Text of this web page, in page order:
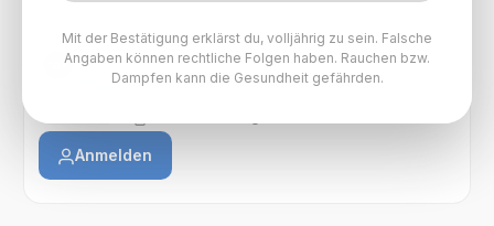
18+ VOZOL ACE MAX
Vozol Ace Max - 1000 mAh
Anmelden
Mit der Bestätigung erklärst du, volljährig zu sein. Falsche
Angaben können rechtliche Folgen haben. Rauchen bzw.
Dampfen kann die Gesundheit gefährden.